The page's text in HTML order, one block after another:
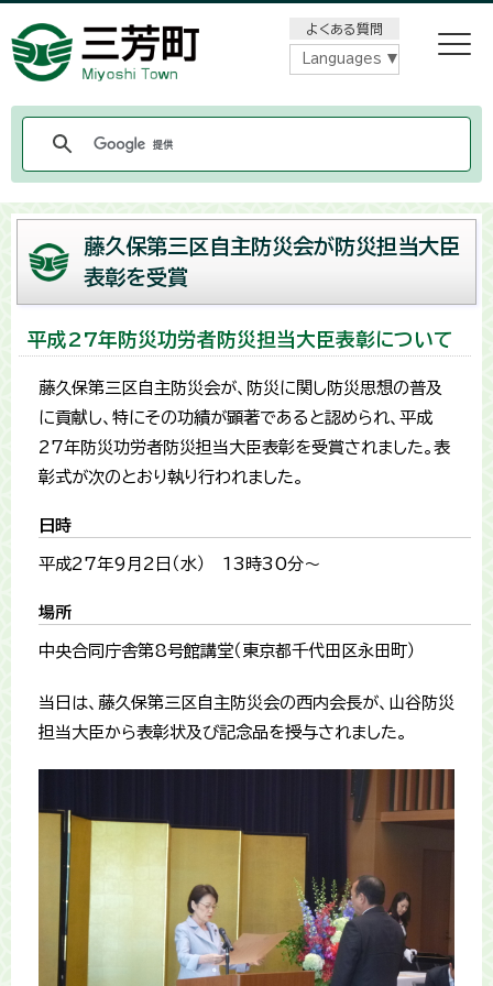
よくある質問
Languages
藤久保第三区自主防災会が防災担当大臣
表彰を受賞
平成27年防災功労者防災担当大臣表彰について
藤久保第三区自主防災会が、防災に関し防災思想の普及
に貢献し、特にその功績が顕著であると認められ、平成
27年防災功労者防災担当大臣表彰を受賞されました。表
彰式が次のとおり執り行われました。
日時
平成27年9月2日（水） 13時30分～
場所
中央合同庁舎第8号館講堂（東京都千代田区永田町）
当日は、藤久保第三区自主防災会の西内会長が、山谷防災
担当大臣から表彰状及び記念品を授与されました。